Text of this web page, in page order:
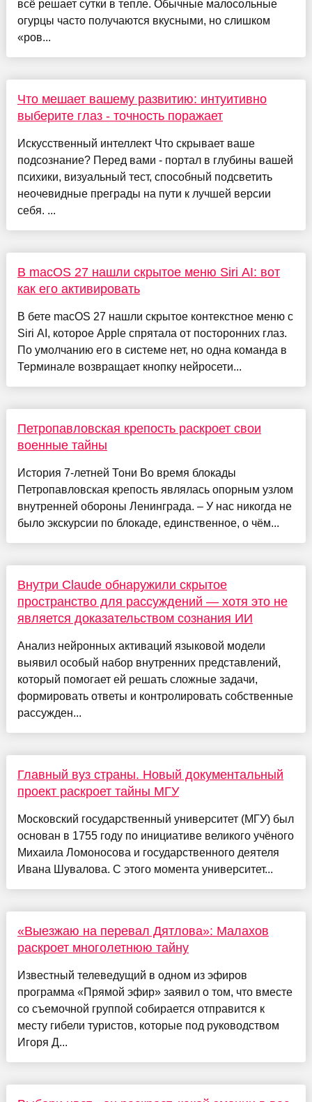
всё решает сутки в тепле. Обычные малосольные
огурцы часто получаются вкусными, но слишком
«ров...
Что мешает вашему развитию: интуитивно
выберите глаз - точность поражает
Искусственный интеллект Что скрывает ваше
подсознание? Перед вами - портал в глубины вашей
психики, визуальный тест, способный подсветить
неочевидные преграды на пути к лучшей версии
себя. ...
В macOS 27 нашли скрытое меню Siri AI: вот
как его активировать
В бете macOS 27 нашли скрытое контекстное меню с
Siri AI, которое Apple спрятала от посторонних глаз.
По умолчанию его в системе нет, но одна команда в
Терминале возвращает кнопку нейросети...
Петропавловская крепость раскроет свои
военные тайны
История 7-летней Тони Во время блокады
Петропавловская крепость являлась опорным узлом
внутренней обороны Ленинграда. – У нас никогда не
было экскурсии по блокаде, единственное, о чём...
Внутри Claude обнаружили скрытое
пространство для рассуждений — хотя это не
является доказательством сознания ИИ
Анализ нейронных активаций языковой модели
выявил особый набор внутренних представлений,
который помогает ей решать сложные задачи,
формировать ответы и контролировать собственные
рассужден...
Главный вуз страны. Новый документальный
проект раскроет тайны МГУ
Московский государственный университет (МГУ) был
основан в 1755 году по инициативе великого учёного
Михаила Ломоносова и государственного деятеля
Ивана Шувалова. С этого момента университет...
«Выезжаю на перевал Дятлова»: Малахов
раскроет многолетнюю тайну
Известный телеведущий в одном из эфиров
программа «Прямой эфир» заявил о том, что вместе
со съемочной группой собирается отправится к
месту гибели туристов, которые под руководством
Игоря Д...